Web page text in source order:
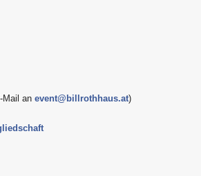
Mail an event@billrothhaus.at)